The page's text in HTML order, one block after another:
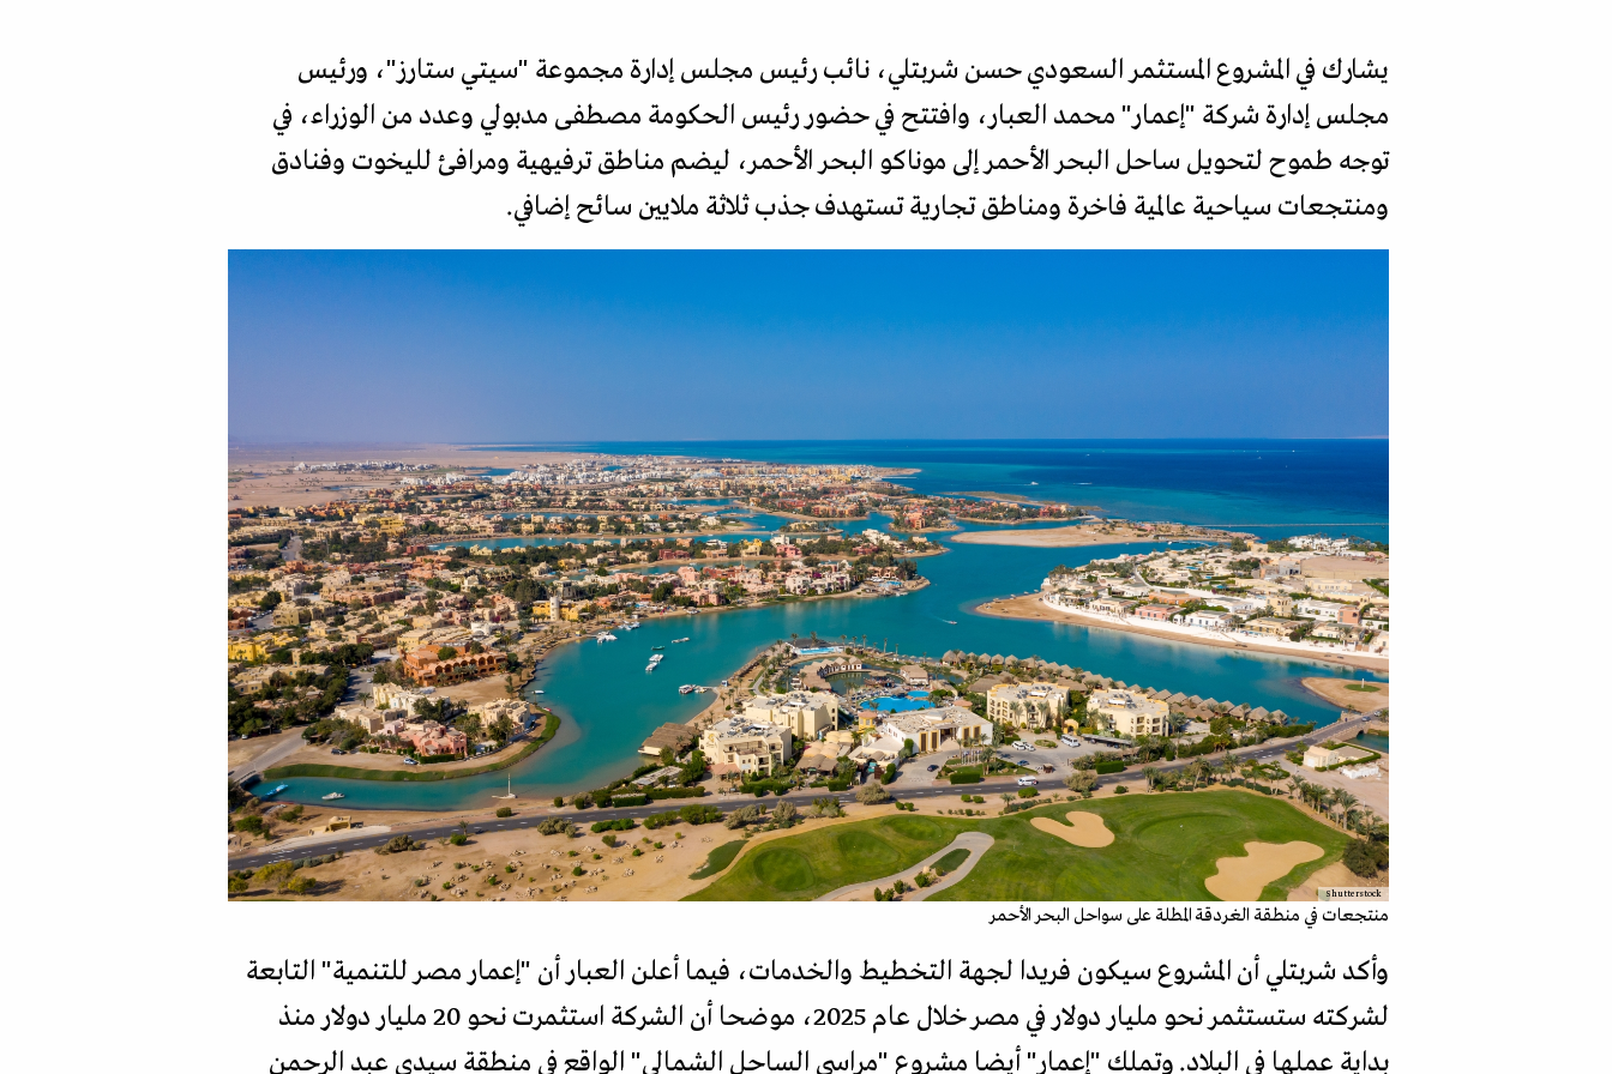
يشارك في المشروع المستثمر السعودي حسن شربتلي، نائب رئيس مجلس إدارة مجموعة "سيتي ستارز"، ورئيس
مجلس إدارة شركة "إعمار" محمد العبار، وافتتح في حضور رئيس الحكومة مصطفى مدبولي وعدد من الوزراء، في
توجه طموح لتحويل ساحل البحر الأحمر إلى موناكو البحر الأحمر، ليضم مناطق ترفيهية ومرافئ لليخوت وفنادق
ومنتجعات سياحية عالمية فاخرة ومناطق تجارية تستهدف جذب ثلاثة ملايين سائح إضافي.
Shutterstock
منتجعات في منطقة الغردقة المطلة على سواحل البحر الأحمر
وأكد شربتلي أن المشروع سيكون فريدا لجهة التخطيط والخدمات، فيما أعلن العبار أن "إعمار مصر للتنمية" التابعة
لشركته ستستثمر نحو مليار دولار في مصر خلال عام 2025، موضحا أن الشركة استثمرت نحو 20 مليار دولار منذ
بداية عملها في البلاد. وتملك "إعمار" أيضا مشروع "مراسي الساحل الشمالي" الواقع في منطقة سيدي عبد الرحمن